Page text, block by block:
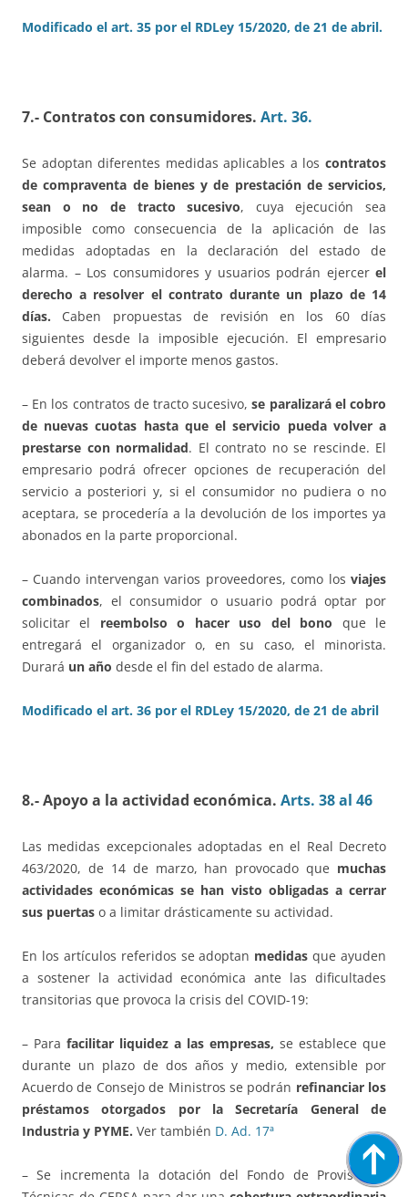
Modificado el art. 35 por el RDLey 15/2020, de 21 de abril.
7.- Contratos con consumidores. Art. 36.
Se adoptan diferentes medidas aplicables a los contratos
de compraventa de bienes y de prestación de servicios,
sean o no de tracto sucesivo, cuya ejecución sea
imposible como consecuencia de la aplicación de las
medidas adoptadas en la declaración del estado de
alarma. – Los consumidores y usuarios podrán ejercer el
derecho a resolver el contrato durante un plazo de 14
días. Caben propuestas de revisión en los 60 días
siguientes desde la imposible ejecución. El empresario
deberá devolver el importe menos gastos.
– En los contratos de tracto sucesivo,se paralizará el cobro
de nuevas cuotas hasta que el servicio pueda volver a
prestarse con normalidad. El contrato no se rescinde. El
empresario podrá ofrecer opciones de recuperación del
servicio a posteriori y, si el consumidor no pudiera o no
aceptara, se procedería a la devolución de los importes ya
abonados en la parte proporcional.
– Cuando intervengan varios proveedores, como los viajes
combinados, el consumidor o usuario podrá optar por
solicitar el reembolso o hacer uso del bono que le
entregará el organizador o, en su caso, el minorista.
Durará un año desde el fin del estado de alarma.
Modificado el art. 36 por el RDLey 15/2020, de 21 de abril
8.- Apoyo a la actividad económica. Arts. 38 al 46
Las medidas excepcionales adoptadas en el Real Decreto
463/2020, de 14 de marzo, han provocado que muchas
actividades económicas se han visto obligadas a cerrar
sus puertas o a limitar drásticamente su actividad.
En los artículos referidos se adoptan medidas que ayuden
a sostener la actividad económica ante las dificultades
transitorias que provoca la crisis del COVID-19:
– Para facilitar liquidez a las empresas, se establece que
durante un plazo de dos años y medio, extensible por
Acuerdo de Consejo de Ministros se podrán refinanciar los
préstamos otorgados por la Secretaría General de
Industria y PYME. Ver también D. Ad. 17ª
– Se incrementa la dotación del Fondo de Provisiones